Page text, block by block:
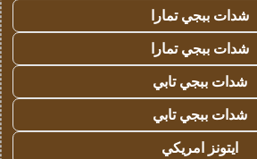
شدات ببجي تمارا
شدات ببجي تمارا
شدات ببجي تابي
شدات ببجي تابي
ايتونز امريكي